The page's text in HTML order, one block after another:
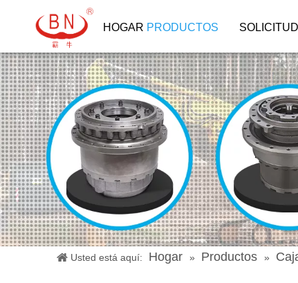
HOGAR PRODUCTOS SOLICITUD
Usted está aquí: Hogar » Productos »